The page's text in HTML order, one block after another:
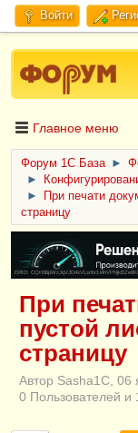
Войти
Главное меню
Форум 1C База ►
►
►
При печати
страницу
ERID:
При
пустой
страницу
Автор Sasha1C, 06
0 Пользователей и